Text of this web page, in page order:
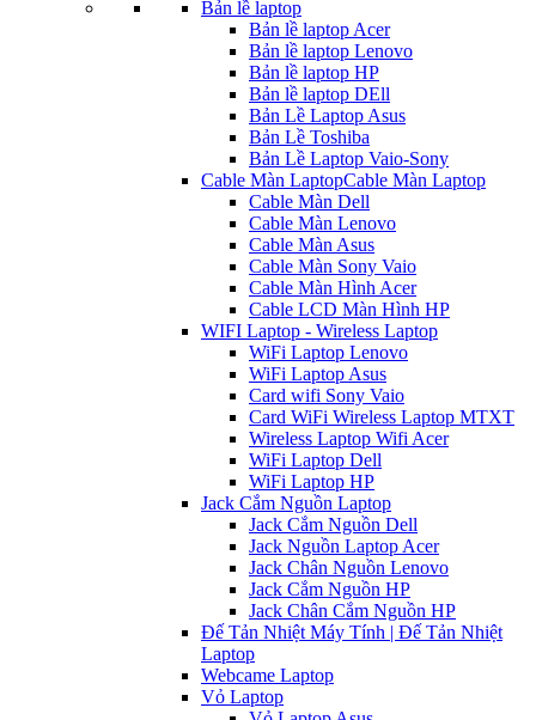
Bản lề laptop
Bản lề laptop Acer
Bản lề laptop Lenovo
Bản lề laptop HP
Bản lề laptop DEll
Bản Lề Laptop Asus
Bản Lề Toshiba
Bản Lề Laptop Vaio-Sony
Cable Màn LaptopCable Màn Laptop
Cable Màn Dell
Cable Màn Lenovo
Cable Màn Asus
Cable Màn Sony Vaio
Cable Màn Hình Acer
Cable LCD Màn Hình HP
WIFI Laptop - Wireless Laptop
WiFi Laptop Lenovo
WiFi Laptop Asus
Card wifi Sony Vaio
Card WiFi Wireless Laptop MTXT
Wireless Laptop Wifi Acer
WiFi Laptop Dell
WiFi Laptop HP
Jack Cắm Nguồn Laptop
Jack Cắm Nguồn Dell
Jack Nguồn Laptop Acer
Jack Chân Nguồn Lenovo
Jack Cắm Nguồn HP
Jack Chân Cắm Nguồn HP
Đế Tản Nhiệt Máy Tính | Đế Tản Nhiệt
Laptop
Webcame Laptop
Vỏ Laptop